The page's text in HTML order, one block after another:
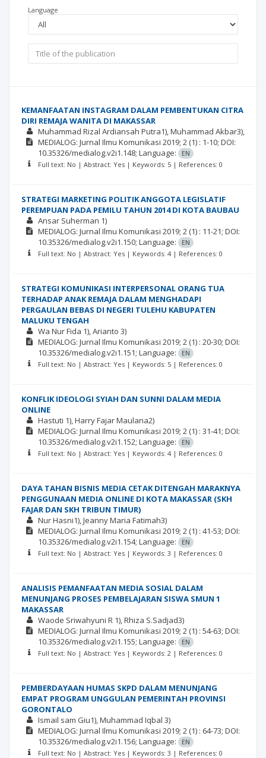
Language
KEMANFAATAN INSTAGRAM DALAM PEMBENTUKAN CITRA
DIRI REMAJA WANITA DI MAKASSAR
Muhammad Rizal Ardiansah Putra1), Muhammad Akbar3),
MEDIALOG: Jurnal Ilmu Komunikasi 2019; 2 (1) : 1-10; DOI:
10.35326/medialog.v2i1.148; Language:
EN
Full text: No | Abstract: Yes | Keywords: 5 | References: 0
STRATEGI MARKETING POLITIK ANGGOTA LEGISLATIF
PEREMPUAN PADA PEMILU TAHUN 2014 DI KOTA BAUBAU
Ansar Suherman 1)
MEDIALOG: Jurnal Ilmu Komunikasi 2019; 2 (1) : 11-21; DOI:
10.35326/medialog.v2i1.150; Language:
EN
Full text: No | Abstract: Yes | Keywords: 4 | References: 0
STRATEGI KOMUNIKASI INTERPERSONAL ORANG TUA
TERHADAP ANAK REMAJA DALAM MENGHADAPI
PERGAULAN BEBAS DI NEGERI TULEHU KABUPATEN
MALUKU TENGAH
Wa Nur Fida 1), Arianto 3)
MEDIALOG: Jurnal Ilmu Komunikasi 2019; 2 (1) : 20-30; DOI:
10.35326/medialog.v2i1.151; Language:
EN
Full text: No | Abstract: Yes | Keywords: 5 | References: 0
KONFLIK IDEOLOGI SYIAH DAN SUNNI DALAM MEDIA
ONLINE
Hastuti 1), Harry Fajar Maulana2)
MEDIALOG: Jurnal Ilmu Komunikasi 2019; 2 (1) : 31-41; DOI:
10.35326/medialog.v2i1.152; Language:
EN
Full text: No | Abstract: Yes | Keywords: 4 | References: 0
DAYA TAHAN BISNIS MEDIA CETAK DITENGAH MARAKNYA
PENGGUNAAN MEDIA ONLINE DI KOTA MAKASSAR (SKH
FAJAR DAN SKH TRIBUN TIMUR)
Nur Hasni1), Jeanny Maria Fatimah3)
MEDIALOG: Jurnal Ilmu Komunikasi 2019; 2 (1) : 41-53; DOI:
10.35326/medialog.v2i1.154; Language:
EN
Full text: No | Abstract: Yes | Keywords: 3 | References: 0
ANALISIS PEMANFAATAN MEDIA SOSIAL DALAM
MENUNJANG PROSES PEMBELAJARAN SISWA SMUN 1
MAKASSAR
Waode Sriwahyuni R 1), Rhiza S.Sadjad3)
MEDIALOG: Jurnal Ilmu Komunikasi 2019; 2 (1) : 54-63; DOI:
10.35326/medialog.v2i1.155; Language:
EN
Full text: No | Abstract: Yes | Keywords: 2 | References: 0
PEMBERDAYAAN HUMAS SKPD DALAM MENUNJANG
EMPAT PROGRAM UNGGULAN PEMERINTAH PROVINSI
GORONTALO
Ismail sam Giu1), Muhammad Iqbal 3)
MEDIALOG: Jurnal Ilmu Komunikasi 2019; 2 (1) : 64-73; DOI:
10.35326/medialog.v2i1.156; Language:
EN
Full text: No | Abstract: Yes | Keywords: 3 | References: 0